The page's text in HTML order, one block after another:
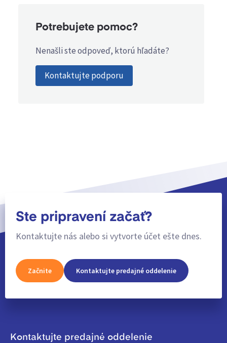
Potrebujete pomoc?
Nenašli ste odpoveď, ktorú hľadáte?
Kontaktujte podporu
Ste pripravení začať?
Kontaktujte nás alebo si vytvorte účet ešte dnes.
Začnite Kontaktujte predajné oddelenie
Kontaktujte predajné oddelenie